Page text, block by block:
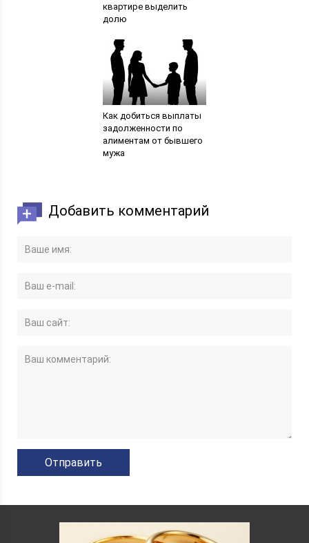
квартире выделить
долю
Как добиться выплаты
задолженности по
алиментам от бывшего
мужа
Добавить комментарий